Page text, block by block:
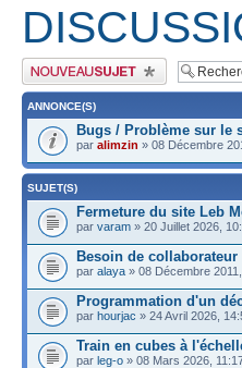
Publier un nouveau sujet
ANNONCE(S)
Bugs / Problème sur le
par alimzin » 08 Décembre
SUJET(S)
Fermeture du site Leb
par varam » 20 Juillet 2026,
Besoin de collaborateur
par alaya » 08 Décembre
Programmation d'un
par hourjac » 24 Avril 2026,
Train en cubes à
par leg-o » 08 Mars 2026,